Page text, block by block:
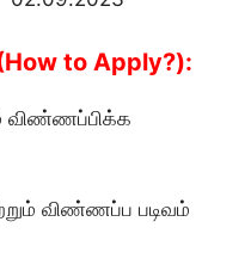
to Apply?):
விண்ணப்பிக்க
விண்ணப்ப படிவம்